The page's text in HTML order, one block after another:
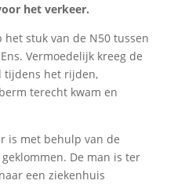
het verkeer.
stuk van de N50 tussen
Vermoedelijk kreeg de
tijdens het rijden,
terecht kwam en
is met behulp van de
De man is ter
een ziekenhuis